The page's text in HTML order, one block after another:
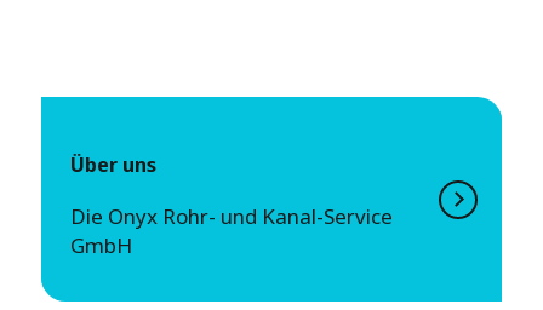
Über uns
Die Onyx Rohr- und Kanal-Service
GmbH